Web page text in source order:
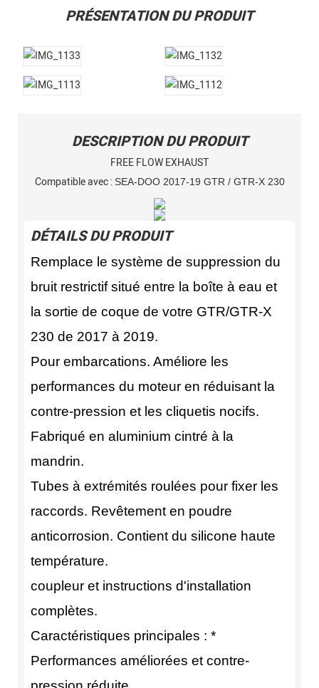
PRÉSENTATION DU PRODUIT
DESCRIPTION DU PRODUIT
FREE FLOW EXHAUST
Compatible avec : SEA-DOO 2017-19 GTR / GTR-X 230
DÉTAILS DU PRODUIT
Remplace le système de suppression du
bruit restrictif situé entre la boîte à eau et
la sortie de coque de votre GTR/GTR-X
230 de 2017 à 2019.
Pour embarcations. Améliore les
performances du moteur en réduisant la
contre-pression et les cliquetis nocifs.
Fabriqué en aluminium cintré à la
mandrin.
Tubes à extrémités roulées pour fixer les
raccords. Revêtement en poudre
anticorrosion. Contient du silicone haute
température.
coupleur et instructions d'installation
complètes.
Caractéristiques principales : *
Performances améliorées et contre-